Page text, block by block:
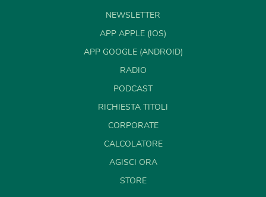
NEWSLETTER
APP APPLE (IOS)
APP GOOGLE (ANDROID)
RADIO
PODCAST
RICHIESTA TITOLI
CORPORATE
CALCOLATORE
AGISCI ORA
STORE